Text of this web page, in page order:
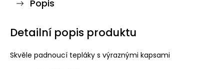
Popis
Detailní popis produktu
Skvěle padnoucí tepláky s výraznými kapsami